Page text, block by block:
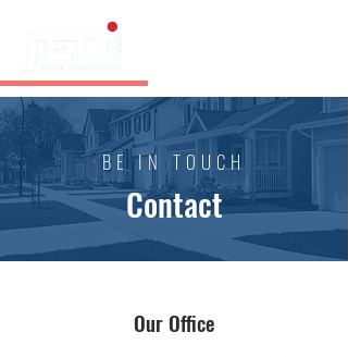
BE IN TOUCH
Contact
Our Office